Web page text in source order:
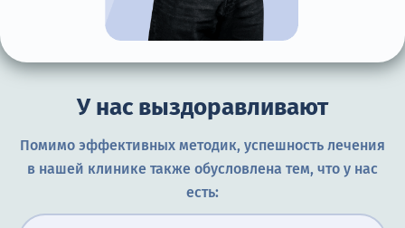
У нас выздоравливают
Помимо эффективных методик, успешность лечения
в нашей клинике также обусловлена тем, что у нас
есть: